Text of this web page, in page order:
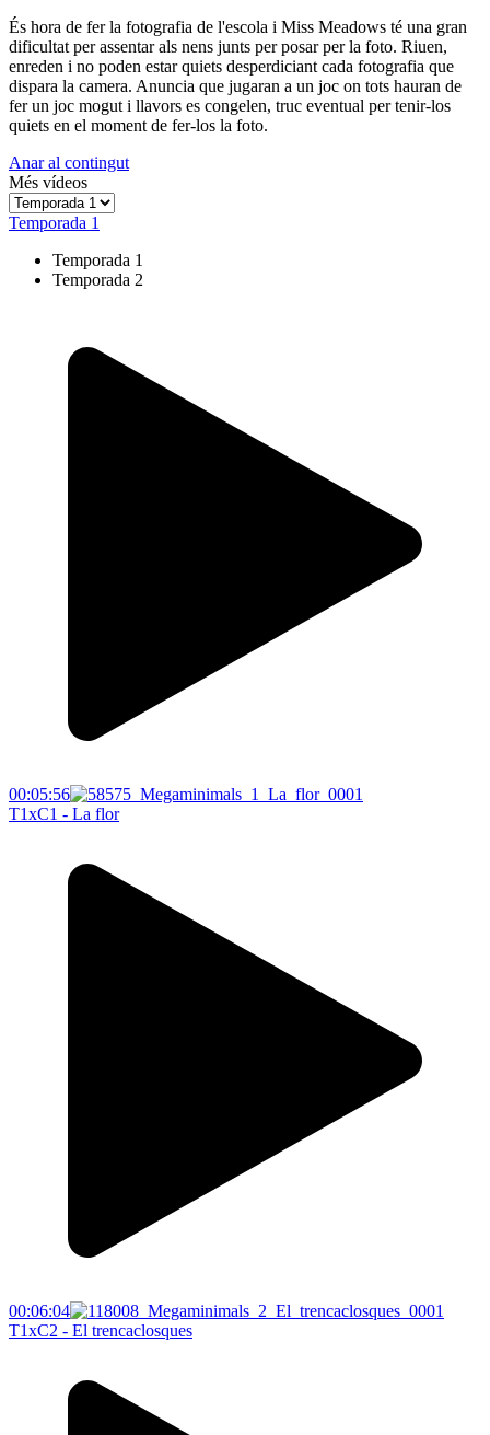
És hora de fer la fotografia de l'escola i Miss Meadows té una gran
dificultat per assentar als nens junts per posar per la foto. Riuen,
enreden i no poden estar quiets desperdiciant cada fotografia que
dispara la camera. Anuncia que jugaran a un joc on tots hauran de
fer un joc mogut i llavors es congelen, truc eventual per tenir-los
quiets en el moment de fer-los la foto.
Anar al contingut
Més vídeos
Temporada 1
Temporada 1
Temporada 2
00:05:56
T1xC1 - La flor
00:06:04
T1xC2 - El trencaclosques